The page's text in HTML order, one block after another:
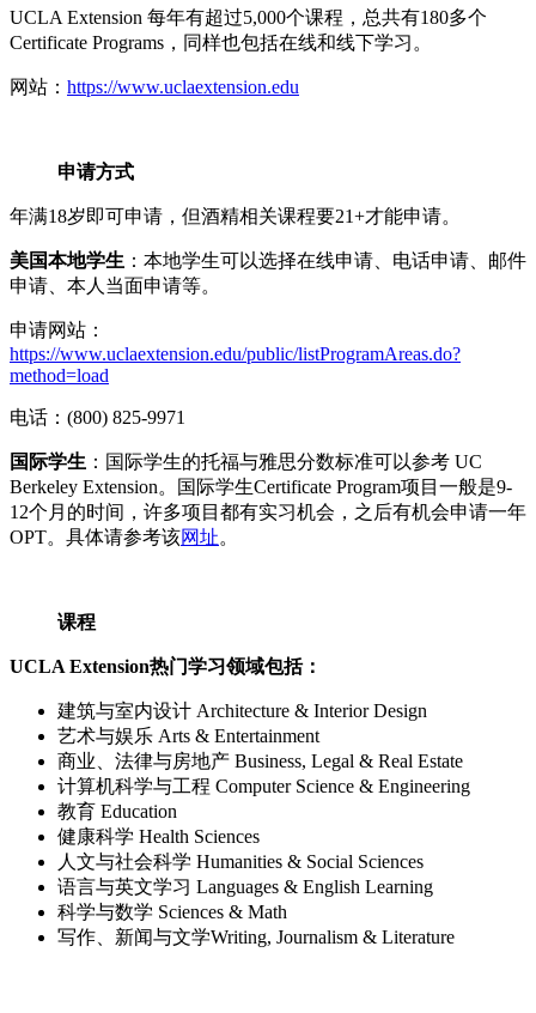
UCLA Extension 每年有超过5,000个课程，总共有180多个
Certificate Programs，同样也包括在线和线下学习。
网站： https://www.uclaextension.edu
申请方式
年满18岁即可申请，但酒精相关课程要21+才能申请。
美国本地学生 ：本地学生可以选择在线申请、电话申请、邮件
申请、本人当面申请等。
申请网站：
https://www.uclaextension.edu/public/listProgramAreas.do?
method=load
电话：(800) 825-9971
国际学生 ：国际学生的托福与雅思分数标准可以参考 UC
Berkeley Extension。国际学生Certificate Program项目一般是9-
12个月的时间，许多项目都有实习机会，之后有机会申请一年
OPT。具体请参考该网址。
课程
UCLA Extension热门学习领域包括：
建筑与室内设计 Architecture & Interior Design
艺术与娱乐 Arts & Entertainment
商业、法律与房地产 Business, Legal & Real Estate
计算机科学与工程 Computer Science & Engineering
教育 Education
健康科学 Health Sciences
人文与社会科学 Humanities & Social Sciences
语言与英文学习 Languages & English Learning
科学与数学 Sciences & Math
写作、新闻与文学Writing, Journalism & Literature